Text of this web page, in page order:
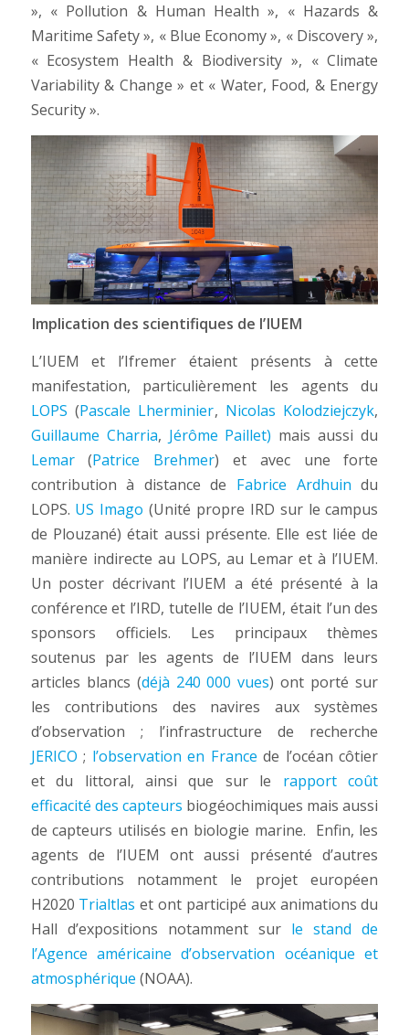
», « Pollution & Human Health », « Hazards &
Maritime Safety », « Blue Economy », « Discovery »,
« Ecosystem Health & Biodiversity », « Climate
Variability & Change » et « Water, Food, & Energy
Security ».
Implication des scientifiques de l’IUEM
L’IUEM et l’Ifremer étaient présents à cette
manifestation, particulièrement les agents du
LOPS (Pascale Lherminier, Nicolas Kolodziejczyk,
Guillaume Charria, Jérôme Paillet) mais aussi du
Lemar(Patrice Brehmer) et avec une forte
contribution à distance de Fabrice Ardhuin du
LOPS. US Imago (Unité propre IRD sur le campus
de Plouzané) était aussi présente. Elle est liée de
manière indirecte au LOPS, au Lemar et à l’IUEM.
Un poster décrivant l’IUEM a été présenté à la
conférence et l’IRD, tutelle de l’IUEM, était l’un des
sponsors officiels. Les principaux thèmes
soutenus par les agents de l’IUEM dans leurs
articles blancs (déjà 240 000 vues) ont porté sur
les contributions des navires aux systèmes
d’observation ; l’infrastructure de recherche
JERICO ; l’observation en France de l’océan côtier
et du littoral, ainsi que sur le rapport coût
efficacité des capteurs biogéochimiques mais aussi
de capteurs utilisés en biologie marine. Enfin, les
agents de l’IUEM ont aussi présenté d’autres
contributions notamment le projet européen
H2020 Trialtlas et ont participé aux animations du
Hall d’expositions notamment sur le stand de
l’Agence américaine d’observation océanique et
atmosphérique (NOAA).